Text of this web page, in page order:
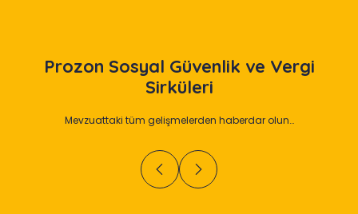
Prozon Sosyal Güvenlik ve Vergi
Sirküleri
Mevzuattaki tüm gelişmelerden haberdar olun…